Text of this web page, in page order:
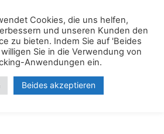
Suche
Cookies, die uns helfen,
und unseren Kunden den
zu bieten. Indem Sie auf 'Beides
Sie in die Verwendung von
Anwendungen ein.
Beides akzeptieren